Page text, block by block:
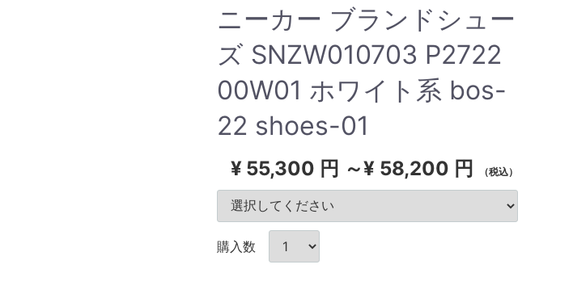
ニーカー ブランドシュー
ズ SNZW010703 P2722
00W01 ホワイト系 bos-
22 shoes-01
¥ 55,300 円 ～¥ 58,200 円 （税込）
購入数